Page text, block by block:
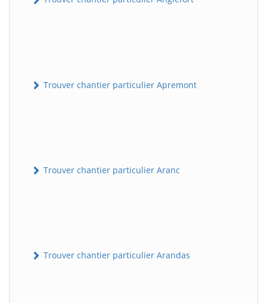
Trouver chantier particulier Apremont
Trouver chantier particulier Aranc
Trouver chantier particulier Arandas